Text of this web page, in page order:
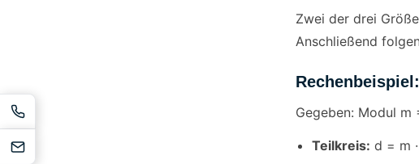
Zwei der drei
Anschließend
Gegeben: Modul m
Teilkreis: d = m